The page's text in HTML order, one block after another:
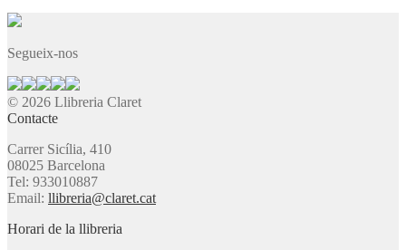
Segueix-nos
© 2026 Llibreria Claret
Contacte
Carrer Sicília, 410
08025 Barcelona
Tel: 933010887
Email: llibreria@claret.cat
Horari de la llibreria